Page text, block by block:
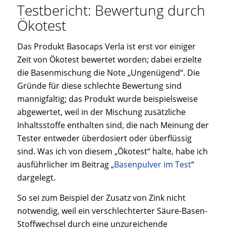
Testbericht: Bewertung durch
Ökotest
Das Produkt Basocaps Verla ist erst vor einiger
Zeit von Ökotest bewertet worden; dabei erzielte
die Basenmischung die Note „Ungenügend“. Die
Gründe für diese schlechte Bewertung sind
mannigfaltig; das Produkt wurde beispielsweise
abgewertet, weil in der Mischung zusätzliche
Inhaltsstoffe enthalten sind, die nach Meinung der
Tester entweder überdosiert oder überflüssig
sind. Was ich von diesem „Ökotest“ halte, habe ich
ausführlicher im Beitrag „Basenpulver im Test“
dargelegt.
So sei zum Beispiel der Zusatz von Zink nicht
notwendig, weil ein verschlechterter Säure-Basen-
Stoffwechsel durch eine unzureichende